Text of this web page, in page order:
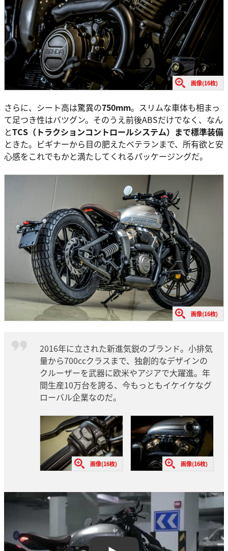
画像(16枚)
さらに、シート高は驚異の750mm。スリムな車体も相まっ
て足つき性はバツグン。そのうえ前後ABSだけでなく、なん
とTCS（トラクションコントロールシステム）まで標準装備
ときた。ビギナーから目の肥えたベテランまで、所有欲と安
心感をこれでもかと満たしてくれるパッケージングだ。
画像(16枚)
2016年に立された新進気鋭のブランド。小排気
量から700ccクラスまで、独創的なデザインの
クルーザーを武器に欧米やアジアで大躍進。年
間生産10万台を誇る、今もっともイケイケなグ
ローバル企業なのだ。
画像(16枚) 画像(16枚)